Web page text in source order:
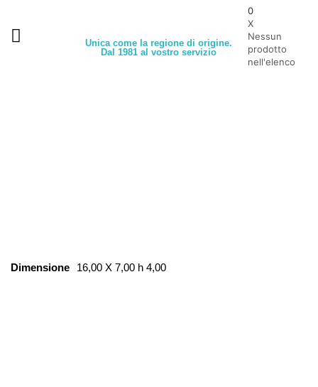
Unica come la regione di origine.
Dal 1981 al vostro servizio
0
X
Nessun
prodotto
nell'elenco
Dimensione 16,00 X 7,00 h 4,00